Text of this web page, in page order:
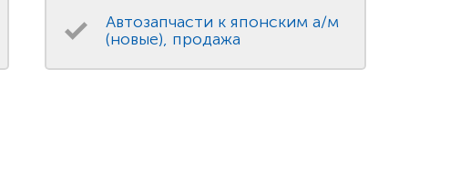
Автозапчасти к японским а/м
(новые), продажа